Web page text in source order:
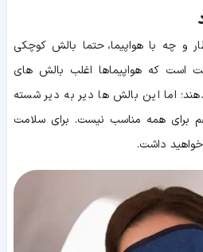
و چه با هواپیما، حتما بالش کوچکی
است که هواپیماها اغلب بالش های
اما این بالش ها دیر به دیر شسته
برای همه مناسب نیست. برای سلامت
داشت.